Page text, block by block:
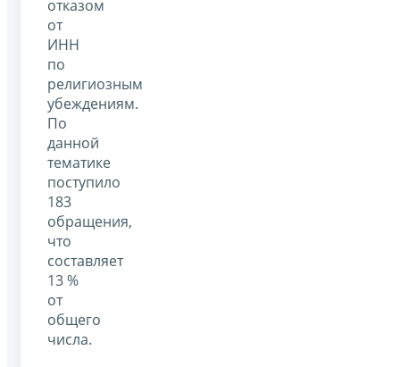
отказом
от
ИНН
по
религиозным
убеждениям.
По
данной
тематике
поступило
183
обращения,
что
составляет
13 %
от
общего
числа.